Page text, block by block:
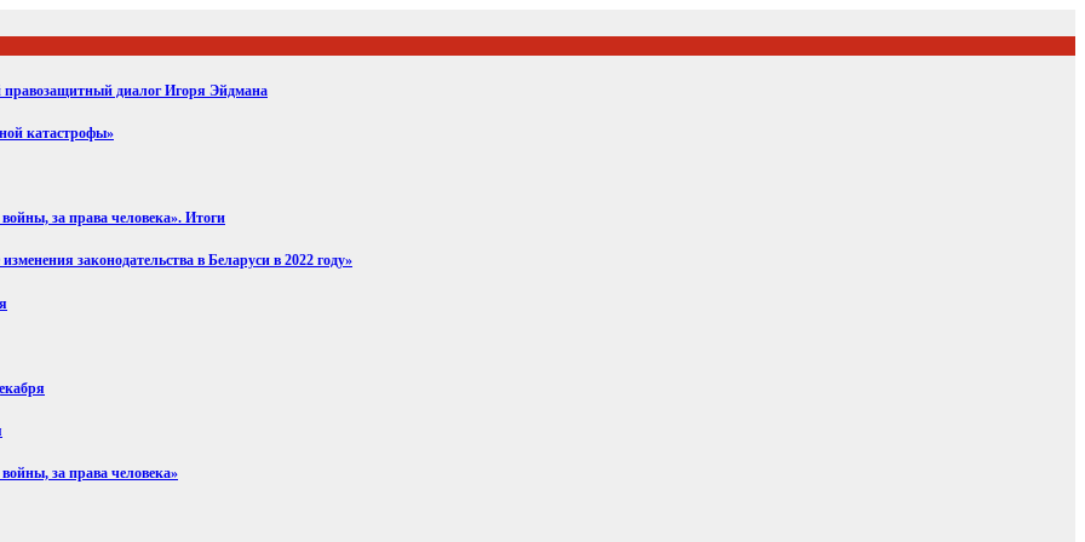
правозащитный диалог Игоря Эйдмана
катастрофы»
за права человека». Итоги
законодательства в Беларуси в 2022 году»
за права человека»